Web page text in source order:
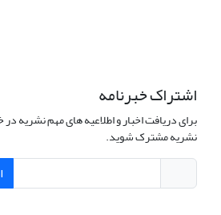
اشتراک خبرنامه
برای دریافت اخبار و اطلاعیه های مهم نشریه در
نشریه مشترک شوید.